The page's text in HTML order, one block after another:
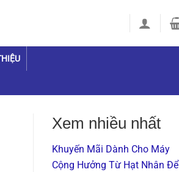
Xem nhiều nhất
Khuyến Mãi Dành Cho Máy
Cộng Hưởng Từ Hạt Nhân Để